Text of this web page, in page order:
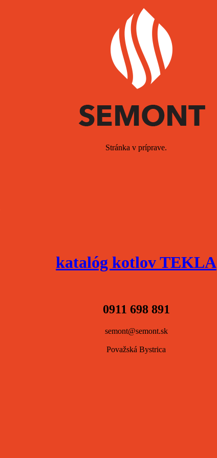
Stránka v príprave.
katalóg kotlov TEKLA
0911 698 891
semont@semont.sk
Považská Bystrica